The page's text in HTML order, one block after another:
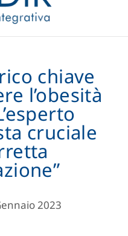
chiave
l’obesità
cruciale
2023